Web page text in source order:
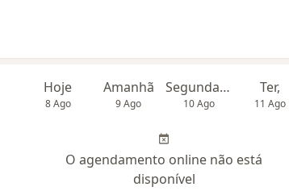
Hoje
8 Ago
Amanhã
9 Ago
Segunda-feira
10 Ago
Ter,
11 Ago
O agendamento online não está
disponível